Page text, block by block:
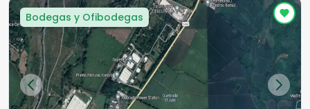
Bodegas y Ofibodegas